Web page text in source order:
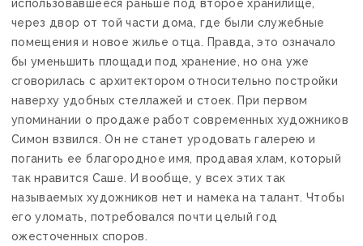
использовавшееся раньше под второе хранилище,
через двор от той части дома, где были служебные
помещения и новое жилье отца. Правда, это означало
бы уменьшить площади под хранение, но она уже
сговорилась с архитектором относительно постройки
наверху удобных стеллажей и стоек. При первом
упоминании о продаже работ современных художников
Симон взвился. Он не станет уродовать галерею и
поганить ее благородное имя, продавая хлам, который
так нравится Саше. И вообще, у всех этих так
называемых художников нет и намека на талант. Чтобы
его уломать, потребовался почти целый год
ожесточенных споров.